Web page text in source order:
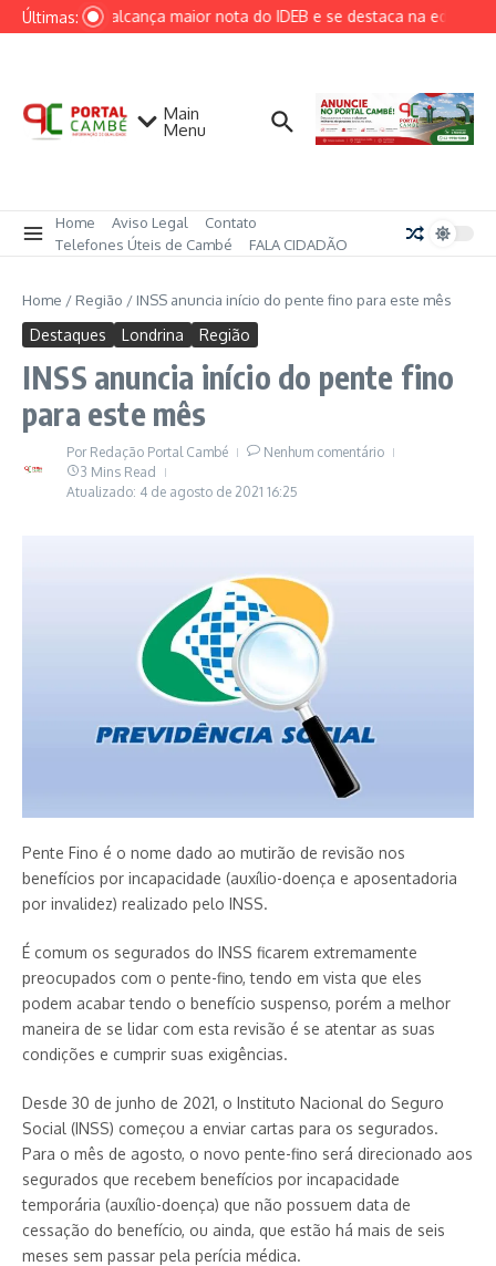
Ir para o conteúdo
Últimas:Cambé alcança maior nota do IDEB e se destaca na
Main
Menu
Home Aviso Legal
Contato
Telefones Úteis de Cambé
FALA CIDADÃO
Home / Região / INSS anuncia início do pente fino para este mês
Destaques Londrina Região
INSS anuncia início do pente fino
para este mês
Por Redação Portal Cambé
Nenhum comentário
3 Mins Read
Atualizado: 4 de agosto de 2021 16:25
Pente Fino é o nome dado ao mutirão de revisão nos
benefícios por incapacidade (auxílio-doença e aposentadoria
por invalidez) realizado pelo INSS.
É comum os segurados do INSS ficarem extremamente
preocupados com o pente-fino, tendo em vista que eles
podem acabar tendo o benefício suspenso, porém a melhor
maneira de se lidar com esta revisão é se atentar as suas
condições e cumprir suas exigências.
Desde 30 de junho de 2021, o Instituto Nacional do Seguro
Social (INSS) começou a enviar cartas para os segurados.
Para o mês de agosto, o novo pente-fino será direcionado aos
segurados que recebem benefícios por incapacidade
temporária (auxílio-doença) que não possuem data de
cessação do benefício, ou ainda, que estão há mais de seis
meses sem passar pela perícia médica.